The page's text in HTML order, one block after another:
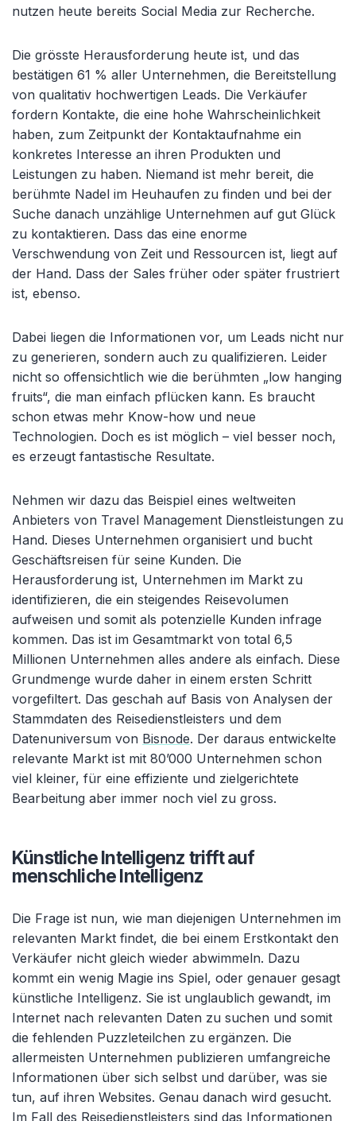
nutzen heute bereits Social Media zur Recherche.
Die grösste Herausforderung heute ist, und das
bestätigen 61 % aller Unternehmen, die Bereitstellung
von qualitativ hochwertigen Leads. Die Verkäufer
fordern Kontakte, die eine hohe Wahrscheinlichkeit
haben, zum Zeitpunkt der Kontaktaufnahme ein
konkretes Interesse an ihren Produkten und
Leistungen zu haben. Niemand ist mehr bereit, die
berühmte Nadel im Heuhaufen zu finden und bei der
Suche danach unzählige Unternehmen auf gut Glück
zu kontaktieren. Dass das eine enorme
Verschwendung von Zeit und Ressourcen ist, liegt auf
der Hand. Dass der Sales früher oder später frustriert
ist, ebenso.
Dabei liegen die Informationen vor, um Leads nicht nur
zu generieren, sondern auch zu qualifizieren. Leider
nicht so offensichtlich wie die berühmten „low hanging
fruits“, die man einfach pflücken kann. Es braucht
schon etwas mehr Know-how und neue
Technologien. Doch es ist möglich – viel besser noch,
es erzeugt fantastische Resultate.
Nehmen wir dazu das Beispiel eines weltweiten
Anbieters von Travel Management Dienstleistungen zu
Hand. Dieses Unternehmen organisiert und bucht
Geschäftsreisen für seine Kunden. Die
Herausforderung ist, Unternehmen im Markt zu
identifizieren, die ein steigendes Reisevolumen
aufweisen und somit als potenzielle Kunden infrage
kommen. Das ist im Gesamtmarkt von total 6,5
Millionen Unternehmen alles andere als einfach. Diese
Grundmenge wurde daher in einem ersten Schritt
vorgefiltert. Das geschah auf Basis von Analysen der
Stammdaten des Reisedienstleisters und dem
Datenuniversum von Bisnode. Der daraus entwickelte
relevante Markt ist mit 80’000 Unternehmen schon
viel kleiner, für eine effiziente und zielgerichtete
Bearbeitung aber immer noch viel zu gross.
Künstliche Intelligenz trifft auf
menschliche Intelligenz
Die Frage ist nun, wie man diejenigen Unternehmen im
relevanten Markt findet, die bei einem Erstkontakt den
Verkäufer nicht gleich wieder abwimmeln. Dazu
kommt ein wenig Magie ins Spiel, oder genauer gesagt
künstliche Intelligenz. Sie ist unglaublich gewandt, im
Internet nach relevanten Daten zu suchen und somit
die fehlenden Puzzleteilchen zu ergänzen. Die
allermeisten Unternehmen publizieren umfangreiche
Informationen über sich selbst und darüber, was sie
tun, auf ihren Websites. Genau danach wird gesucht.
Im Fall des Reisedienstleisters sind das Informationen